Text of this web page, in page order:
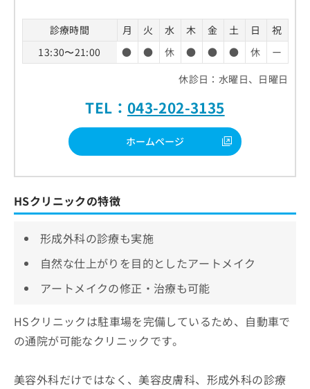
診療時間 月 火 水 木 金 土 日
祝
13:30〜21:00
● ● 休 ● ● ● 休
ー
休診日：水曜日、日曜日
TEL： 043-202-3135
ホームページ
HSクリニックの特徴
形成外科の診療も実施
自然な仕上がりを目的としたアートメイク
アートメイクの修正・治療も可能
HSクリニックは駐車場を完備しているため、自動車で
の通院が可能なクリニックです。
美容外科だけではなく、美容皮膚科、形成外科の診療